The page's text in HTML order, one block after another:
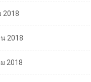
2018
2018
2018